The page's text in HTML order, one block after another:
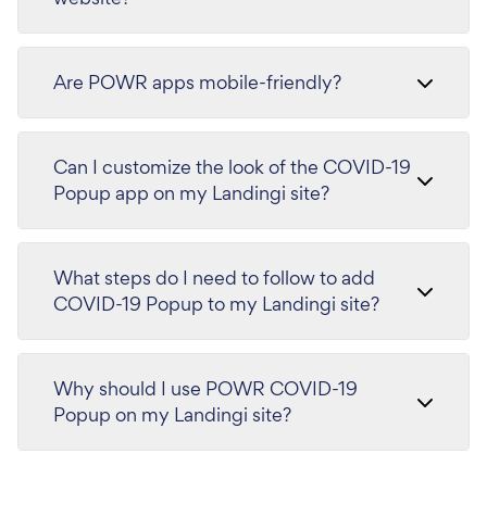
Are POWR apps mobile-friendly?
Can I customize the look of the COVID-19
Popup app on my Landingi site?
What steps do I need to follow to add
COVID-19 Popup to my Landingi site?
Why should I use POWR COVID-19
Popup on my Landingi site?